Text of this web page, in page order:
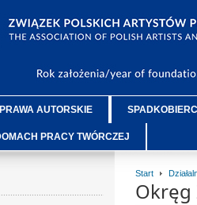
PRAWA AUTORSKIE
PRACY TWÓRCZEJ
Start
Okręg